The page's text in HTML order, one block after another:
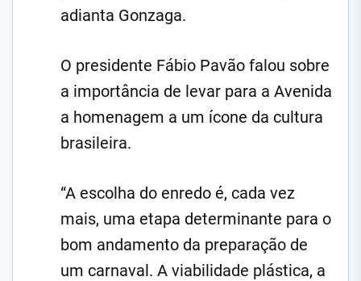
adianta Gonzaga.
O presidente Fábio Pavão falou sobre
a importância de levar para a Avenida
a homenagem a um ícone da cultura
brasileira.
“A escolha do enredo é, cada vez
mais, uma etapa determinante para o
bom andamento da preparação de
um carnaval. A viabilidade plástica, a